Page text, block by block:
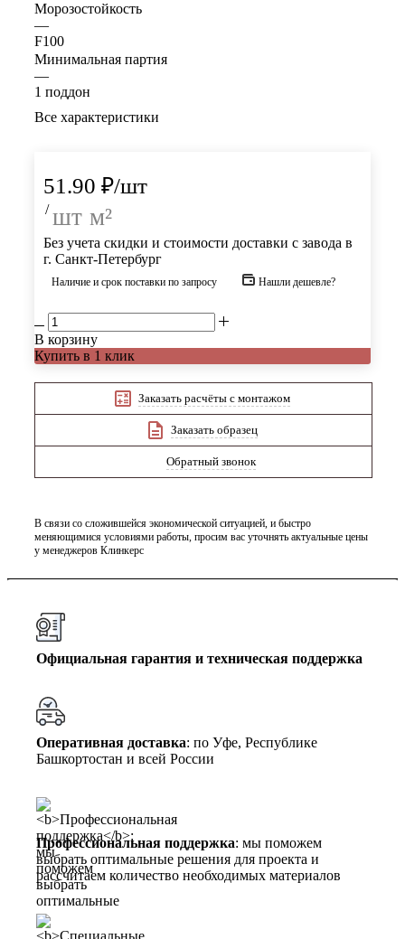
Морозостойкость
—
F100
Минимальная партия
—
1 поддон
Все характеристики
51.90 ₽/шт
/ шт м²
Без учета скидки и стоимости доставки с завода в
г. Санкт-Петербург
Наличие и срок поставки по запросу Нашли дешевле?
В корзину
Купить в 1 клик
Заказать расчёты с монтажом
Заказать образец
Обратный звонок
В связи со сложившейся экономической ситуацией, и быстро
меняющимися условиями работы, просим вас уточнять актуальные цены
у менеджеров Клинкерс
Официальная гарантия и техническая поддержка
Оперативная доставка: по Уфе, Республике
Башкортостан и всей России
Профессиональная поддержка: мы поможем
выбрать оптимальные решения для проекта и
рассчитаем количество необходимых материалов